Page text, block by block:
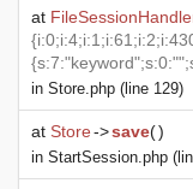
at
in Store.php (line 129)
at Store->save()
in StartSession.php